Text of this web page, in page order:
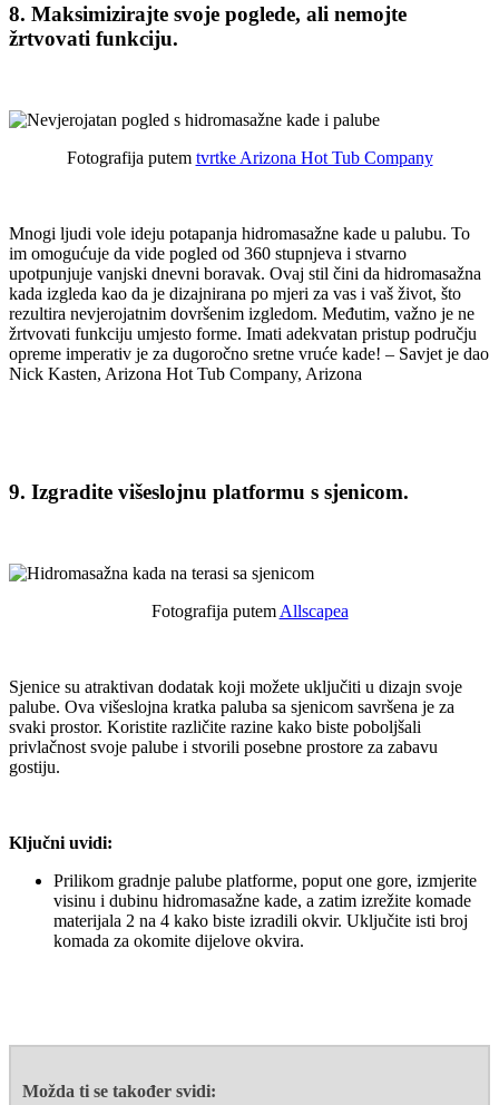
8. Maksimizirajte svoje poglede, ali nemojte
žrtvovati funkciju.
Fotografija putem tvrtke Arizona Hot Tub Company
Mnogi ljudi vole ideju potapanja hidromasažne kade u palubu. To
im omogućuje da vide pogled od 360 stupnjeva i stvarno
upotpunjuje vanjski dnevni boravak. Ovaj stil čini da hidromasažna
kada izgleda kao da je dizajnirana po mjeri za vas i vaš život, što
rezultira nevjerojatnim dovršenim izgledom. Međutim, važno je ne
žrtvovati funkciju umjesto forme. Imati adekvatan pristup području
opreme imperativ je za dugoročno sretne vruće kade! – Savjet je dao
Nick Kasten, Arizona Hot Tub Company, Arizona
9. Izgradite višeslojnu platformu s sjenicom.
Fotografija putem Allscapea
Sjenice su atraktivan dodatak koji možete uključiti u dizajn svoje
palube. Ova višeslojna kratka paluba sa sjenicom savršena je za
svaki prostor. Koristite različite razine kako biste poboljšali
privlačnost svoje palube i stvorili posebne prostore za zabavu
gostiju.
Ključni uvidi:
Prilikom gradnje palube platforme, poput one gore, izmjerite
visinu i dubinu hidromasažne kade, a zatim izrežite komade
materijala 2 na 4 kako biste izradili okvir. Uključite isti broj
komada za okomite dijelove okvira.
Možda ti se također svidi: